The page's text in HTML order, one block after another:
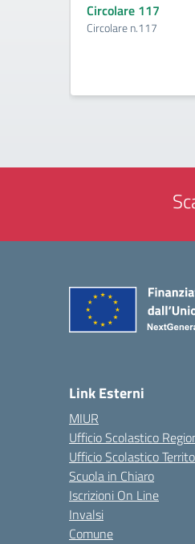
Circolare 117
Circolare n.117
Link Esterni
MIUR
Ufficio Scolastico
Ufficio Scolastico
Scuola in Chiaro
Iscrizioni On Line
Invalsi
Comune